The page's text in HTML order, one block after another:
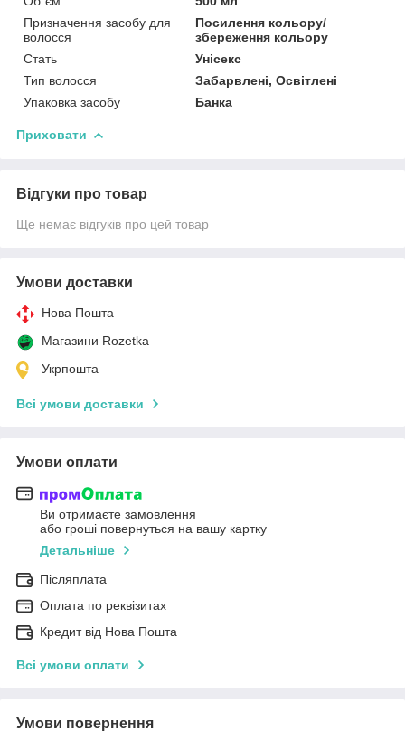
Призначення засобу для
волосся
Посилення кольору/
збереження кольору
Стать
Унісекс
Тип волосся
Забарвлені, Освітлені
Упаковка засобу
Банка
Приховати
Відгуки про товар
Ще немає відгуків про цей товар
Умови доставки
Нова Пошта
Магазини Rozetka
Укрпошта
Всі умови доставки
Умови оплати
Ви отримаєте замовлення
або гроші повернуться на вашу картку
Детальніше
Післяплата
Оплата по реквізитах
Кредит від Нова Пошта
Всі умови оплати
Умови повернення